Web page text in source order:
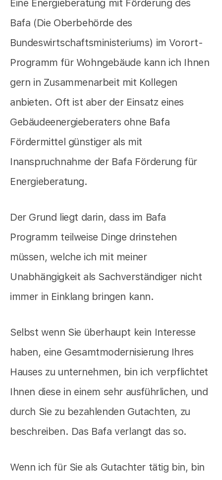
Eine Energieberatung mit Förderung des
Bafa (Die Oberbehörde des
Bundeswirtschaftsministeriums) im Vorort-
Programm für Wohngebäude kann ich Ihnen
gern in Zusammenarbeit mit Kollegen
anbieten. Oft ist aber der Einsatz eines
Gebäudeenergieberaters ohne Bafa
Fördermittel günstiger als mit
Inanspruchnahme der Bafa Förderung für
Energieberatung.
Der Grund liegt darin, dass im Bafa
Programm teilweise Dinge drinstehen
müssen, welche ich mit meiner
Unabhängigkeit als Sachverständiger nicht
immer in Einklang bringen kann.
Selbst wenn Sie überhaupt kein Interesse
haben, eine Gesamtmodernisierung Ihres
Hauses zu unternehmen, bin ich verpflichtet
Ihnen diese in einem sehr ausführlichen, und
durch Sie zu bezahlenden Gutachten, zu
beschreiben. Das Bafa verlangt das so.
Wenn ich für Sie als Gutachter tätig bin, bin